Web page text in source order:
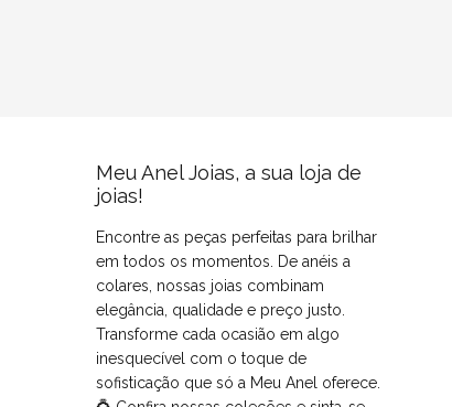
Meu Anel Joias, a sua loja de
joias!
Encontre as peças perfeitas para brilhar
em todos os momentos. De anéis a
colares, nossas joias combinam
elegância, qualidade e preço justo.
Transforme cada ocasião em algo
inesquecível com o toque de
sofisticação que só a Meu Anel oferece.